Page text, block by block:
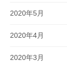
2020年5月
2020年4月
2020年3月